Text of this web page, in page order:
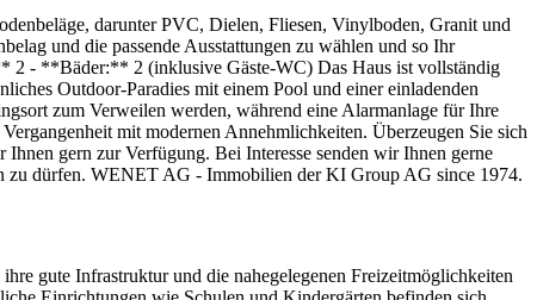
darunter PVC, Dielen, Fliesen, Vinylboden, Granit und
und die passende Ausstattungen zu wählen und so Ihr
- **Bäder:** 2 (inklusive Gäste-WC) Das Haus ist vollständig
Outdoor-Paradies mit einem Pool und einer einladenden
zum Verweilen werden, während eine Alarmanlage für Ihre
mit modernen Annehmlichkeiten. Überzeugen Sie sich
gern zur Verfügung. Bei Interesse senden wir Ihnen gerne
zu dürfen. WENET AG - Immobilien der KI Group AG since 1974.
gute Infrastruktur und die nahegelegenen Freizeitmöglichkeiten